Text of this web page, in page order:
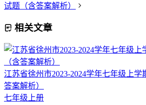
试题（含答案解析）
相关文章
江苏省徐州市2023-2024学年七年级上
答案解析）
七年级上册